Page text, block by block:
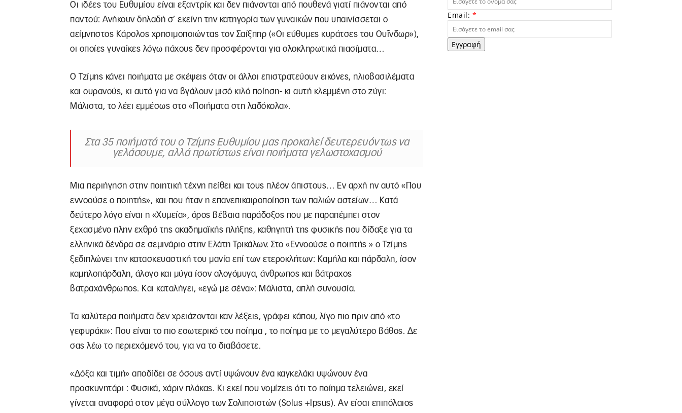
Οι ιδέες του Ευθυμίου είναι εξαντρίκ και δεν πιάνονται από πουθενά γιατί πιάνονται από
παντού: Ανήκουν δηλαδή σ’ εκείνη την κατηγορία των γυναικών που υπαινίσσεται ο
αείμνηστος Κάρολος χρησιμοποιώντας τον Σαίξπηρ («Οι εύθυμες κυράτσες του Ουΐνδωρ»),
οι οποίες γυναίκες λόγω πάχους δεν προσφέρονται για ολοκληρωτικά πιασίματα…
Ο Τζίμης κάνει ποιήματα με σκέψεις όταν οι άλλοι επιστρατεύουν εικόνες, ηλιοβασιλέματα
και ουρανούς, κι αυτό για να βγάλουν μισό κιλό ποίηση- κι αυτή κλεμμένη στο ζύγι:
Μάλιστα, το λέει εμμέσως στο «Ποιήματα στη λαδόκολα».
Στα 35 ποιήματά του ο Τζίμης Ευθυμίου μας προκαλεί δευτερευόντως να
γελάσουμε, αλλά πρωτίστως είναι ποιήματα γελωστοχασμού
Μια περιήγηση στην ποιητική τέχνη πείθει και τους πλέον άπιστους… Εν αρχή ην αυτό «Που
εννοούσε ο ποιητής», και που ήταν η επανεπικαιροποίηση των παλιών αστείων… Κατά
δεύτερο λόγο είναι η «Χυμεία», όρος βέβαια παράδοξος που με παραπέμπει στον
ξεχασμένο πλην εχθρό της ακαδημαϊκής πλήξης, καθηγητή της φυσικής που δίδαξε για τα
ελληνικά δένδρα σε σεμινάριο στην Ελάτη Τρικάλων. Στο «Εννοούσε ο ποιητής » ο Τζίμης
ξεδιπλώνει την κατασκευαστική του μανία επί των ετεροκλήτων: Καμήλα και πάρδαλη, ίσον
καμηλοπάρδαλη, άλογο και μύγα ίσον αλογόμυγα, άνθρωπος και βάτραχος
βατραχάνθρωπος. Και καταλήγει, «εγώ με σένα»: Μάλιστα, απλή συνουσία.
Τα καλύτερα ποιήματα δεν χρειάζονται καν λέξεις, γράφει κάπου, λίγο πιο πριν από «το
γεφυράκι»: Που είναι το πιο εσωτερικό του ποίημα , το ποίημα με το μεγαλύτερο βάθος. Δε
σας λέω το περιεχόμενό του, για να το διαβάσετε.
«Δόξα και τιμή» αποδίδει σε όσους αντί υψώνουν ένα καγκελάκι υψώνουν ένα
προσκυνητάρι : Φυσικά, χάριν πλάκας. Κι εκεί που νομίζεις ότι το ποίημα τελειώνει, εκεί
γίνεται αναφορά στον μέγα σύλλογο των Σολιπσιστών (Solus + Ipsus). Aν είσαι επιπόλαιος
Email: *
Εγγραφή